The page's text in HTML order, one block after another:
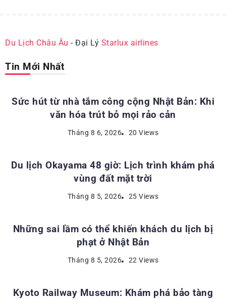
Du Lịch Châu Âu - Đại Lý Starlux airlines
Tin Mới Nhất
Sức hút từ nhà tắm công cộng Nhật Bản: Khi
văn hóa trút bỏ mọi rảo cản
Tháng 8 6, 2026 20 Views
ĐỊA ĐIỂM DU LỊCH NHẬT BẢN
Du lịch Okayama 48 giờ: Lịch trình khám phá
vùng đất mặt trời
Tháng 8 5, 2026 25 Views
KINH NGHIỆM DU LỊCH NHẬT BẢN
Những sai lầm có thể khiến khách du lịch bị
phạt ở Nhật Bản
Tháng 8 5, 2026 22 Views
ĐỊA ĐIỂM DU LỊCH NHẬT BẢN
Kyoto Railway Museum: Khám phá bảo tàng